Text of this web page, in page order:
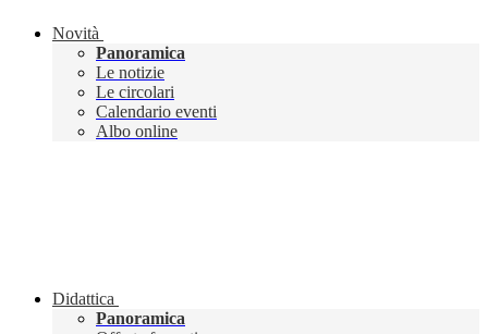
Novità
Panoramica
Le notizie
Le circolari
Calendario eventi
Albo online
Didattica
Panoramica